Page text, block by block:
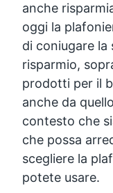
anche
oggi la
di coniugare la
risparmio,
prodotti per il
anche da
contesto che
che possa
scegliere la
potete usare.